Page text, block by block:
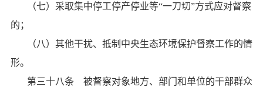
（七）采取集中停工停产停业等“一刀切”方式应对督察
的；
（八）其他干扰、抵制中央生态环境保护督察工作的情
形。
第三十八条 被督察对象地方、部门和单位的干部群众